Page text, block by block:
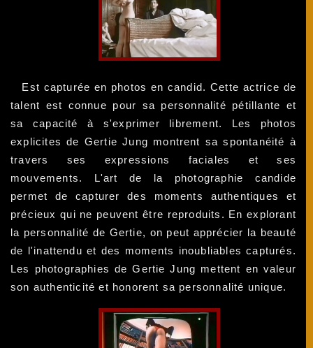
Est capturée en photos en candid. Cette actrice de
talent est connue pour sa personnalité pétillante et
sa capacité à s'exprimer librement. Les photos
explicites de Gertie Jung montrent sa spontanéité à
travers ses expressions faciales et ses
mouvements. L'art de la photographie candide
permet de capturer des moments authentiques et
précieux qui ne peuvent être reproduits. En explorant
la personnalité de Gertie, on peut apprécier la beauté
de l'inattendu et des moments inoubliables capturés.
Les photographies de Gertie Jung mettent en valeur
son authenticité et honorent sa personnalité unique.